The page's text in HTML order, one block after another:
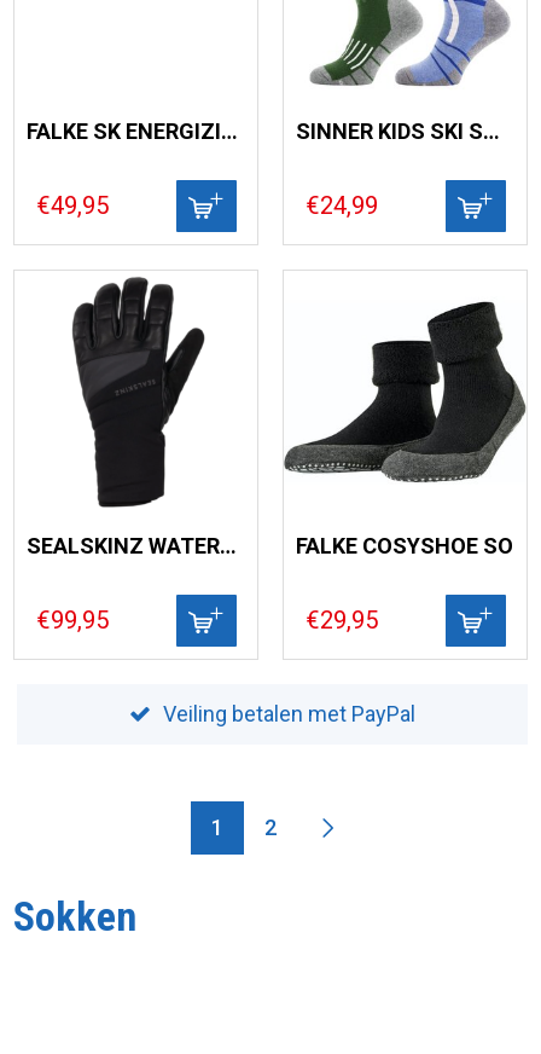
FALKE SK ENERGIZING WOOL HEREN
€49,95
SINNER KIDS SKI SOCKS
€24,99
SEALSKINZ WATERPROOF
€99,95
FALKE COSYSHOE SO
€29,95
Veiling betalen met PayPal
1 2
Sokken